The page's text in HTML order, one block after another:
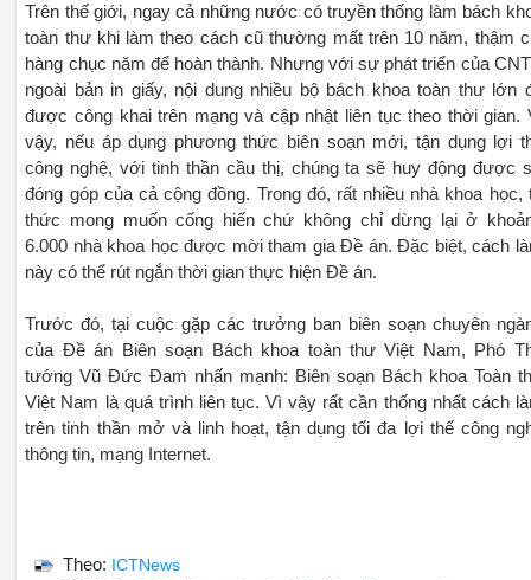
Trên thế giới, ngay cả những nước có truyền thống làm bách
toàn thư khi làm theo cách cũ thường mất trên 10 năm, thậm
hàng chục năm để hoàn thành. Nhưng với sự phát triển của
ngoài bản in giấy, nội dung nhiều bộ bách khoa toàn thư lớn
được công khai trên mạng và cập nhật liên tục theo thời gian.
vậy, nếu áp dụng phương thức biên soạn mới, tận dụng lợi
công nghệ, với tinh thần cầu thị, chúng ta sẽ huy động được
đóng góp của cả cộng đồng. Trong đó, rất nhiều nhà khoa học,
thức mong muốn cống hiến chứ không chỉ dừng lại ở
6.000 nhà khoa học được mời tham gia Đề án. Đặc biệt, cách
này có thể rút ngắn thời gian thực hiện Đề án.
Trước đó, tại cuộc gặp các trưởng ban biên soạn chuyên
của Đề án Biên soạn Bách khoa toàn thư Việt Nam, Phó
tướng Vũ Đức Đam nhấn mạnh: Biên soạn Bách khoa Toàn
Việt Nam là quá trình liên tục. Vì vậy rất cần thống nhất cách
trên tinh thần mở và linh hoạt, tận dụng tối đa lợi thế công
thông tin, mạng Internet.
Theo: ICTNews